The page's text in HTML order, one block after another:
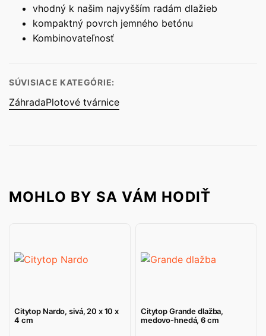
vhodný k našim najvyšším radám dlažieb
kompaktný povrch jemného betónu
Kombinovateľnosť
SÚVISIACE KATEGÓRIE:
ZáhradaPlotové tvárnice
MOHLO BY SA VÁM HODIŤ
Citytop Nardo, sivá, 20 x 10 x
4 cm
Citytop Grande dlažba,
medovo-hnedá, 6 cm